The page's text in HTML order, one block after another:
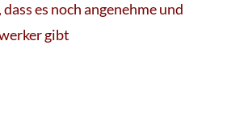
es noch angenehme und
gibt